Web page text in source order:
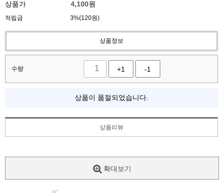
상품가 4,100원
적립금 3%(120원)
상품정보
수량 +1 -1
상품이 품절되었습니다.
상품리뷰
확대보기